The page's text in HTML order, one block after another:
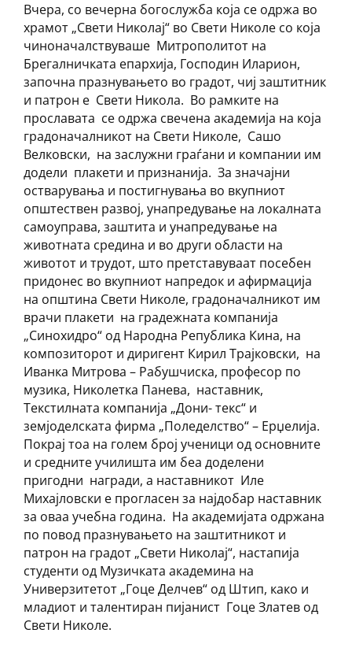
Вчера, со вечерна богослужба која се одржа во
храмот „Свети Николај“ во Свети Николе со која
чиноначалствуваше Митрополитот на
Брегалничката епархија, Господин Иларион,
започна празнувањето во градот, чиј заштитник
и патрон е Свети Никола. Во рамките на
прославата се одржа свечена академија на која
градоначалникот на Свети Николе, Сашо
Велковски, на заслужни граѓани и компании им
додели плакети и признанија. За значајни
остварувања и постигнувања во вкупниот
општествен развој, унапредување на локалната
самоуправа, заштита и унапредување на
животната средина и во други области на
животот и трудот, што претставуваат посебен
придонес во вкупниот напредок и афирмација
на општина Свети Николе, градоначалникот им
врачи плакети на градежната компанија
„Синохидро“ од Народна Република Кина, на
композиторот и диригент Кирил Трајковски, на
Иванка Митрова – Рабушчиска, професор по
музика, Николетка Панева, наставник,
Текстилната компанија „Дони- текс“ и
земјоделската фирма „Поледелство“ – Ерџелија.
Покрај тоа на голем број ученици од основните
и средните училишта им беа доделени
пригодни награди, а наставникот Иле
Михајловски е прогласен за најдобар наставник
за оваа учебна година. На академијата одржана
по повод празнувањето на заштитникот и
патрон на градот „Свети Николај“, настапија
студенти од Музичката академина на
Универзитетот „Гоце Делчев“ од Штип, како и
младиот и талентиран пијанист Гоце Златев од
Свети Николе.